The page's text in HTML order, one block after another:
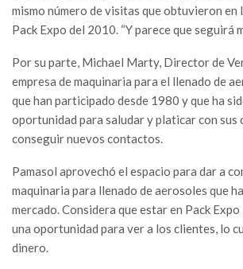
mismo número de visitas que obtuvieron en
Pack Expo del 2010. “Y parece que seguirá
Por su parte, Michael Marty, Director de
empresa de maquinaria para el llenado de
que han participado desde 1980 y que ha
oportunidad para saludar y platicar con sus
conseguir nuevos contactos.
Pamasol aprovechó el espacio para dar a
maquinaria para llenado de aerosoles que
mercado. Considera que estar en Pack
una oportunidad para ver a los clientes, lo
dinero.